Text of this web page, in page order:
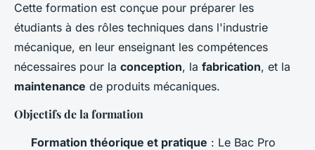
Cette formation est conçue pour préparer les
étudiants à des rôles techniques dans l'industrie
mécanique, en leur enseignant les compétences
nécessaires pour la conception, la fabrication, et la
maintenance de produits mécaniques.
Objectifs de la formation
Formation théorique et pratique : Le Bac Pro